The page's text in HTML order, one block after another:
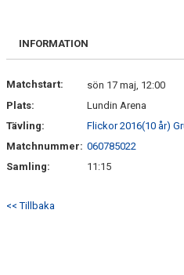
KONTAKT
INFORMATION
Matchstart:
sön 17 maj, 12:00
Plats:
Lundin Arena
Tävling:
Flickor 2016(10 år)
Matchnummer: 060785022
Samling:
11:15
<< Tillbaka